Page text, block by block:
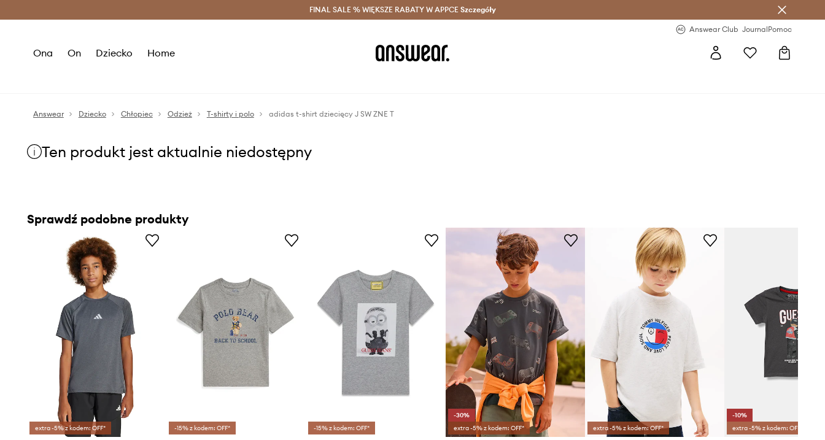
Oszczędzaj z Answear Club > Dostawa nawet w 24h >
FINAL SALE % WIĘKSZE RABATY W APPCE Szczegóły
Answear Club JournalPomoc
Ona On Dziecko Home
Answear Dziecko Chłopiec Odzież T-shirty i polo adidas t-shirt dziecięcy J SW ZNE T
Ten produkt jest aktualnie niedostępny
Sprawdź podobne produkty
extra -5% z kodem: OFF* -15% z kodem: OFF* -15% z kodem: OFF*
-30%
extra -5% z kodem: OFF*
extra -5% z kodem: OFF*
-10%
extra -5% z kodem: OFF*